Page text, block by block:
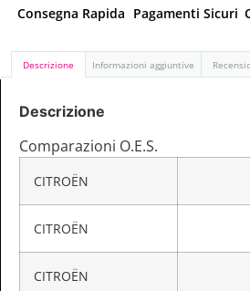
Consegna Rapida Pagamenti Sicuri
Descrizione Informazioni aggiuntive
Descrizione
Comparazioni O.E.S.
CITROËN
CITROËN
CITROËN